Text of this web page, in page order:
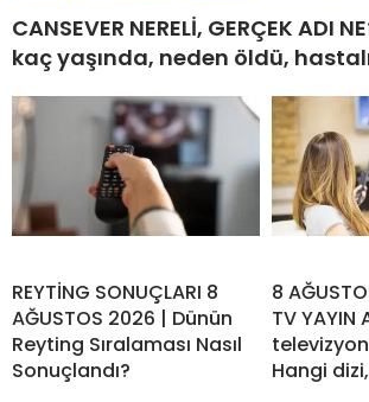
CANSEVER NERELİ, GERÇEK ADI
kaç yaşında, neden öldü,
REYTİNG SONUÇLARI 8
AĞUSTOS 2026 | Dünün
Reyting Sıralaması Nasıl
Sonuçlandı?
8
TV YAYIN
Hangi dizi,